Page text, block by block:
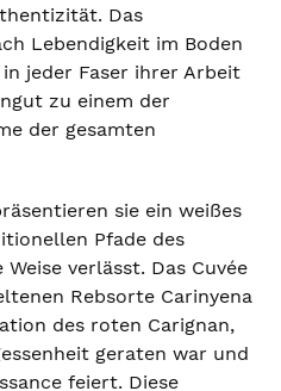
Das
Lebendigkeit im Boden
jeder Faser ihrer Arbeit
zu einem der
der gesamten
sie ein weißes
Pfade des
verlässt. Das Cuvée
Rebsorte Carinyena
des roten Carignan,
geraten war und
feiert. Diese